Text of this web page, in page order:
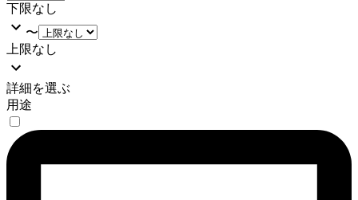
下限なし
〜
上限なし
詳細を選ぶ
用途